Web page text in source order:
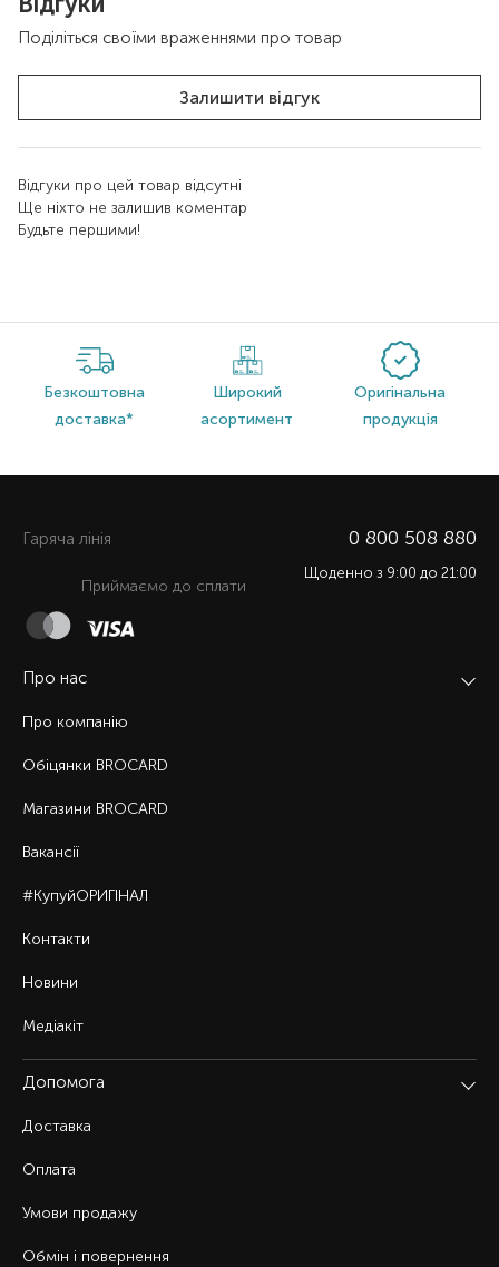
Поділіться своїми враженнями про товар
Залишити відгук
Відгуки про цей товар відсутні
Ще ніхто не залишив коментар
Будьте першими!
Безкоштовна
доставка*
Широкий
асортимент
Оригінальна
продукція
Про нас
Про компанію
Обіцянки BROCARD
Магазини BROCARD
Вакансії
#КупуйОРИГІНАЛ
Контакти
Новини
Медіакіт
Допомога
Доставка
Оплата
Умови продажу
Обмін і повернення
Гаряча лiнiя 0 800 508 880
Щоденно з 9:00 до 21:00
Приймаємо до сплати